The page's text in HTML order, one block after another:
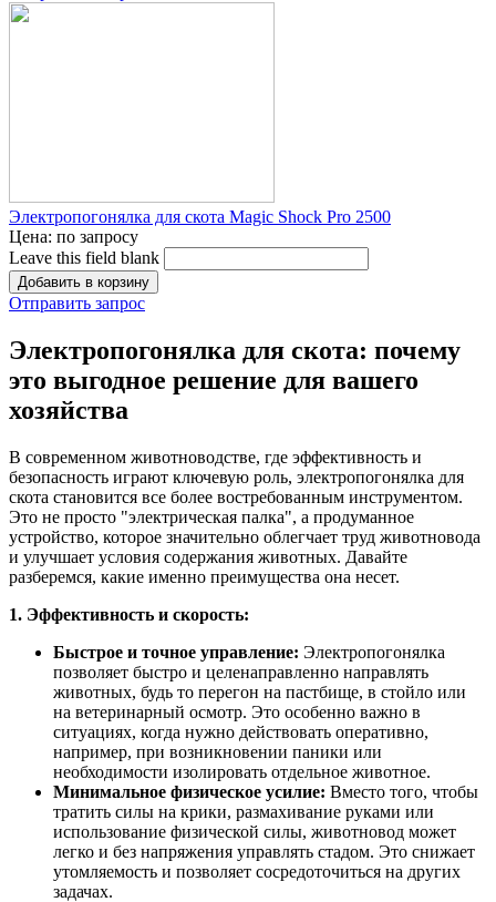
Электропогонялка для скота Magic Shock Pro 2500
Цена: по запросу
Leave this field blank
Отправить запрос
Электропогонялка для скота: почему
это выгодное решение для вашего
хозяйства
В современном животноводстве, где эффективность и
безопасность играют ключевую роль, электропогонялка для
скота становится все более востребованным инструментом.
Это не просто "электрическая палка", а продуманное
устройство, которое значительно облегчает труд животновода
и улучшает условия содержания животных. Давайте
разберемся, какие именно преимущества она несет.
1. Эффективность и скорость:
Быстрое и точное управление: Электропогонялка
позволяет быстро и целенаправленно направлять
животных, будь то перегон на пастбище, в стойло или
на ветеринарный осмотр. Это особенно важно в
ситуациях, когда нужно действовать оперативно,
например, при возникновении паники или
необходимости изолировать отдельное животное.
Минимальное физическое усилие: Вместо того, чтобы
тратить силы на крики, размахивание руками или
использование физической силы, животновод может
легко и без напряжения управлять стадом. Это снижает
утомляемость и позволяет сосредоточиться на других
задачах.